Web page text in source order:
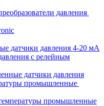
давления
датчики давления 4-20 мА
с релейным
датчики давления
промышленные
промышленные